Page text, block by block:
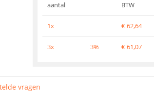
aantal
BTW
1x €62,64
3x 3% €61,07
vragen